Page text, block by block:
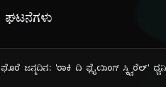
ಜನ್ಮದಿನ: 'ರಾಕಿ ದಿ ಫ್ಲೈಯಿಂಗ್ ಸ್ಕ್ವಿರೆಲ್' ಧ್ವನಿ